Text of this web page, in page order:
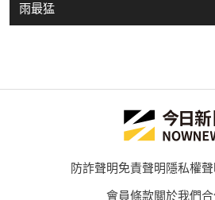
雨最猛
防詐聲明免責聲明隱私權
會員條款關於我們